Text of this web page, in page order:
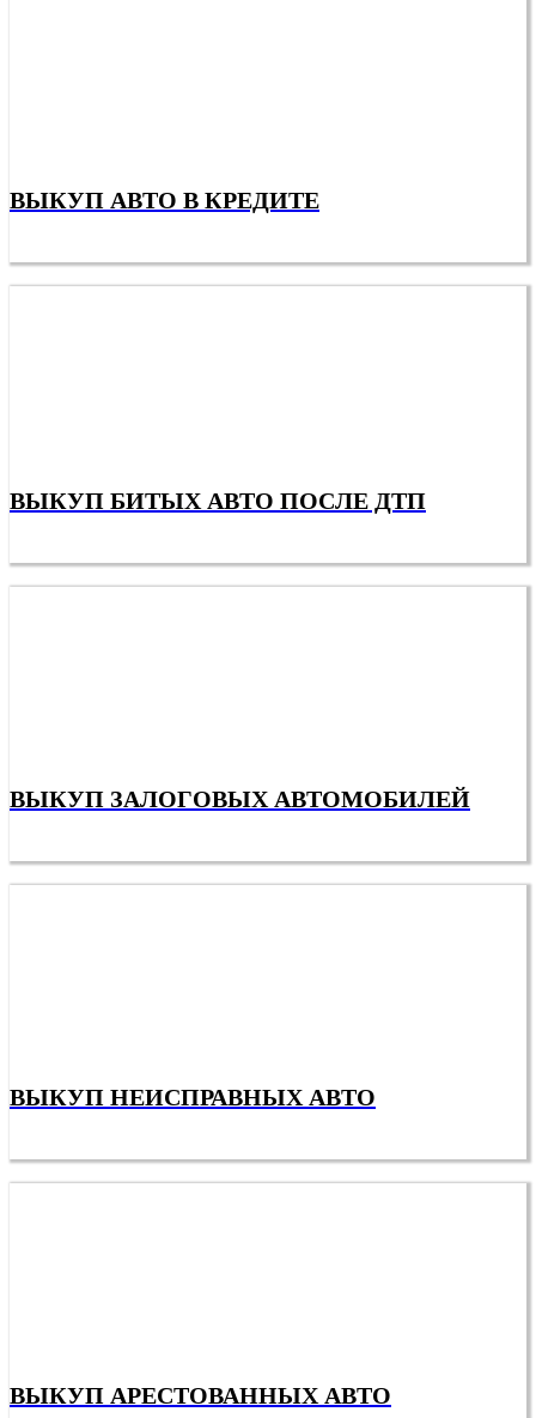
ВЫКУП АВТО В КРЕДИТЕ
ВЫКУП БИТЫХ АВТО ПОСЛЕ ДТП
ВЫКУП ЗАЛОГОВЫХ АВТОМОБИЛЕЙ
ВЫКУП НЕИСПРАВНЫХ АВТО
ВЫКУП АРЕСТОВАННЫХ АВТО